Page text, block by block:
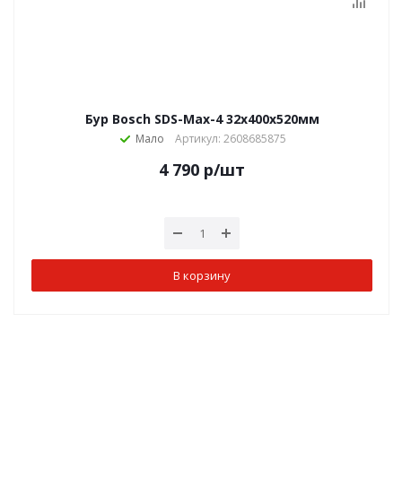
Бур Bosch SDS-Max-4 32х400х520мм
Мало Артикул: 2608685875
4 790 р/шт
В корзину